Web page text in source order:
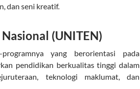
dan seni kreatif.
(UNITEN)
yang berorientasi pada
pendidikan berkualitas tinggi dalam
teknologi maklumat, dan